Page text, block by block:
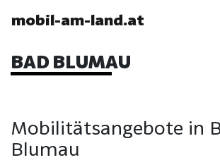
mobil-am-land.at
BAD BLUMAU
Mobilitätsangebote in
Blumau